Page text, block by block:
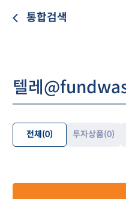
통합검색
전체 (0) 투자상품(0)